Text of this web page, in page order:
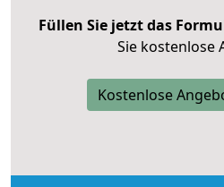
Füllen Sie jetzt das
Sie kostenlose
Kostenlose